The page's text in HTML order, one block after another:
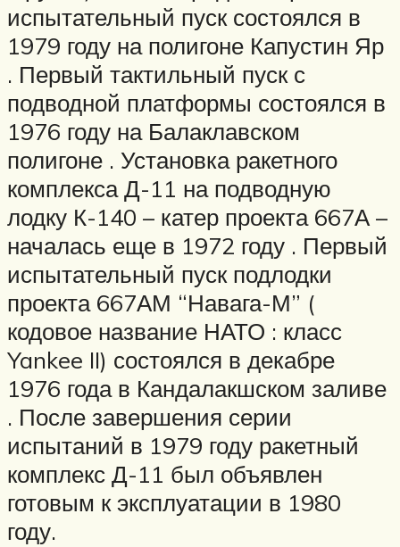
испытательный пуск состоялся в
1979 году на полигоне Капустин Яр
. Первый тактильный пуск с
подводной платформы состоялся в
1976 году на Балаклавском
полигоне . Установка ракетного
комплекса Д-11 на подводную
лодку К-140 – катер проекта 667А –
началась еще в 1972 году . Первый
испытательный пуск подлодки
проекта 667АМ “Навага-М” (
кодовое название НАТО : класс
Yankee II) состоялся в декабре
1976 года в Кандалакшском заливе
. После завершения серии
испытаний в 1979 году ракетный
комплекс Д-11 был объявлен
готовым к эксплуатации в 1980
году.